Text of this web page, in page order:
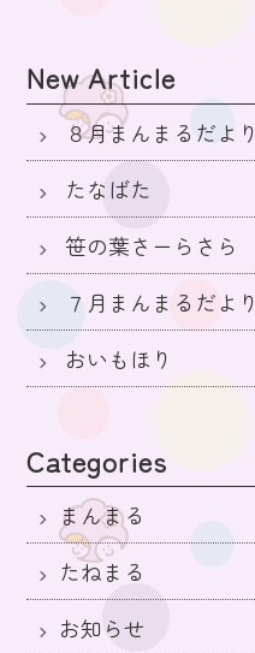
New Article
８月まんまるだより
たなばた
笹の葉さーらさら
７月まんまるだより
おいもほり
Categories
まんまる
たねまる
お知らせ